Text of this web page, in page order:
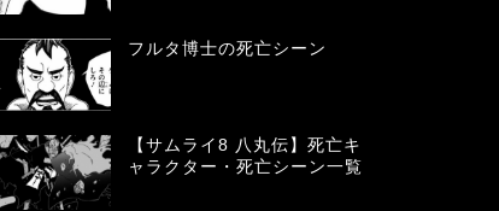
フルタ博士の死亡シーン
【サムライ8 八丸伝】死亡キ
ャラクター・死亡シーン一覧